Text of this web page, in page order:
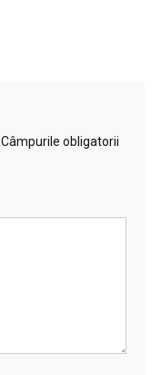
Câmpurile obligatorii